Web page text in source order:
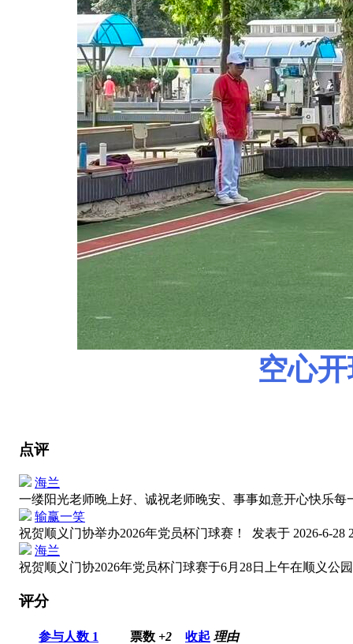
空心
点评
海兰
一缕阳光老师晚上好、诚祝老师晚安、事事如意开心快乐
输赢一笑
祝贺顺义门协举办2026年党员杯门球赛！ 发表于 2026-6-28
海兰
祝贺顺义门协2026年党员杯门球赛于6月28日上午在顺义公
评分
参与人数 1 票数 +2 收起 理由